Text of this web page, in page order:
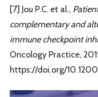
[7] Jou P.C. et al.,
complementary and
immune checkpoint
Oncology Practice,
https://doi.org/